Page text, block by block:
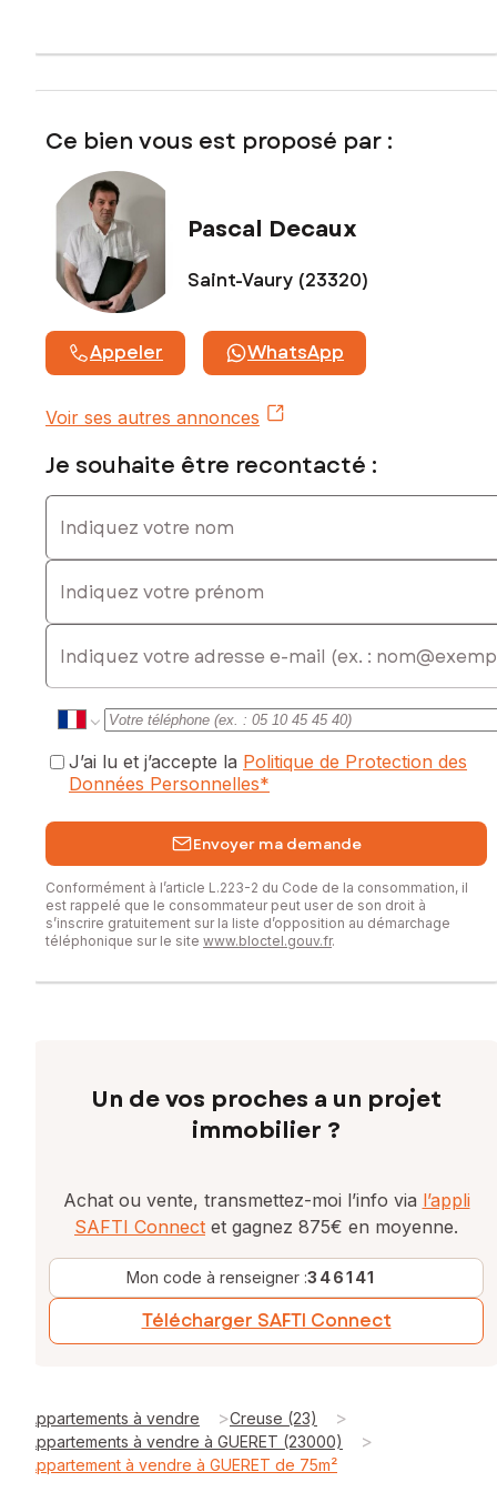
Contactez votre conseiller SAFTI : Pascal DECAUX, Tél. : 06
Ce bien vous est proposé par :
Pascal Decaux
Saint-Vaury (23320)
Appeler WhatsApp
Voir ses autres annonces
Je souhaite être recontacté :
Indiquez votre nom
Indiquez votre prénom
E-mail
J’ai lu et j’accepte la Politique de Protection des
Données Personnelles*
Envoyer ma demande
Conformément à l’article L.223-2 du Code de la consommation, il
est rappelé que le consommateur peut user de son droit à
s’inscrire gratuitement sur la liste d’opposition au démarchage
téléphonique sur le site www.bloctel.gouv.fr.
Un de vos proches a un projet
immobilier ?
Achat ou vente, transmettez-moi l’info via l’appli
SAFTI Connect et gagnez 875€ en moyenne.
Mon code à renseigner :346141
Télécharger SAFTI Connect
Appartements à vendre >Creuse (23) >
Appartements à vendre à GUERET (23000) >
Appartement à vendre à GUERET de 75m²